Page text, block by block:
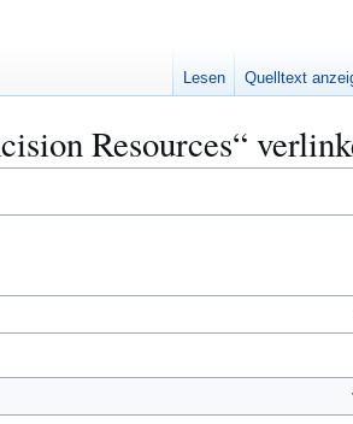
Resources“
Lesen Quelltext